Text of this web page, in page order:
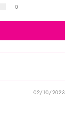
0
02/10/2023